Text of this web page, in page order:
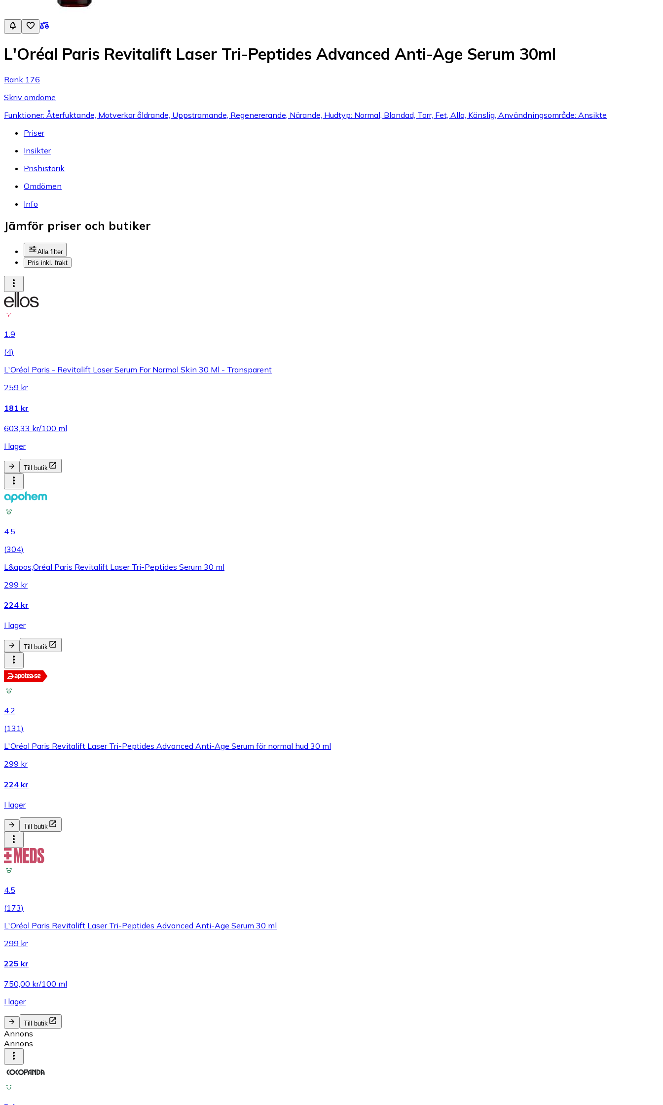
L'Oréal Paris Revitalift Laser Tri-Peptides Advanced Anti-Age Serum 30ml
Rank 176
Skriv omdöme
Funktioner: Återfuktande, Motverkar åldrande, Uppstramande, Regenererande, Närande, Hudtyp: Normal, Blandad, Torr, Fet, Alla, Känslig, Användningsområde: Ansikte
Priser
Insikter
Prishistorik
Omdömen
Info
Jämför priser och butiker
Alla filter
Pris inkl. frakt
1.9
(4)
L'Oréal Paris - Revitalift Laser Serum For Normal Skin 30 Ml - Transparent
259 kr
181 kr
603,33 kr/100 ml
I lager
Till butik
4.5
(304)
L&apos;Oréal Paris Revitalift Laser Tri-Peptides Serum 30 ml
299 kr
224 kr
I lager
Till butik
4.2
(131)
L'Oréal Paris Revitalift Laser Tri-Peptides Advanced Anti-Age Serum för normal hud 30 ml
299 kr
224 kr
I lager
Till butik
4.5
(173)
L'Oréal Paris Revitalift Laser Tri-Peptides Advanced Anti-Age Serum 30 ml
299 kr
225 kr
750,00 kr/100 ml
I lager
Till butik
Annons
Annons